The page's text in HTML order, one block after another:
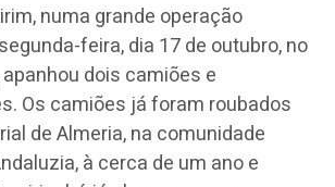
numa grande operação
feira, dia 17 de outubro, no
dois camiões e
Os camiões já foram roubados
de Almeria, na comunidade
à cerca de um ano e